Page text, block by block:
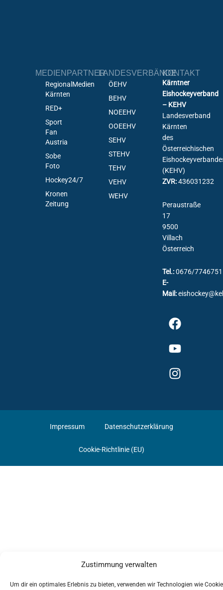
Zustimmung verwalten
Um dir ein optimales Erlebnis zu bieten, verwenden wir Technologien wie
MEDIENPARTNER
RegionalMedien
Kärnten
RED+
Sport
Fan
Austria
Sobe
Foto
Hockey24/7
Kronen
Zeitung
LANDESVERBÄNDE
ÖEHV
BEHV
NOEEHV
OOEEHV
SEHV
STEHV
TEHV
VEHV
WEHV
KONTAKT
Kärntner
Eishockeyverband
– KEHV
Landesverband
Kärnten
des
Österreichischen
(KEHV)
ZVR:436031232
Peraustraße
17
9500
Villach
Österreich
Tel.:0676/7746751
E-
Mail:
Impressum Datenschutzerklärung
Cookie-Richtlinie (EU)